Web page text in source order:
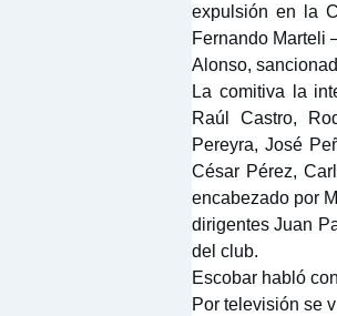
expulsión en la
Fernando Marteli
Alonso,
La comitiva la
Raúl Castro,
Pereyra, José
César Pérez,
encabezado por
dirigentes Juan
del club.
Escobar habló
Por televisión se